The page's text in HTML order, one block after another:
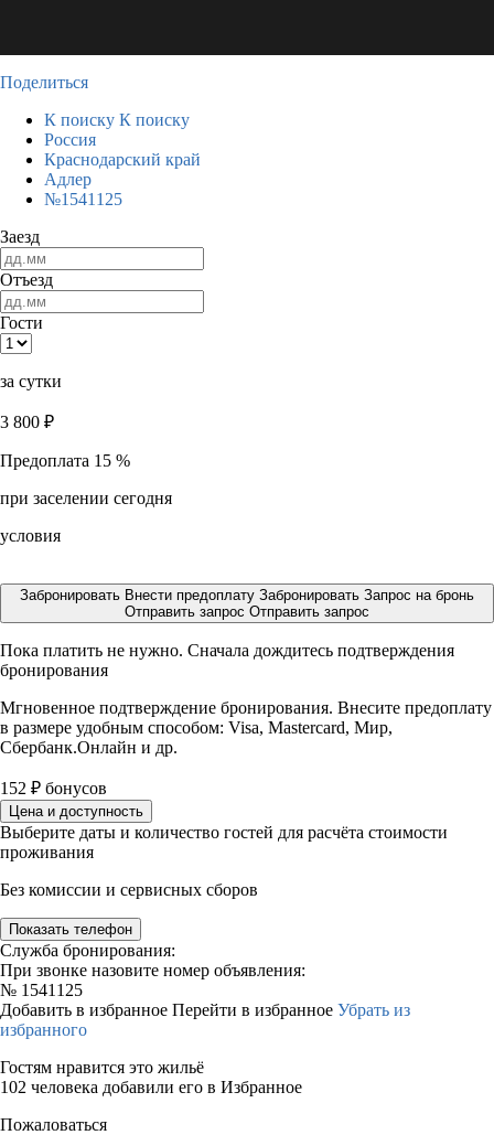
Поделиться
К поиску К поиску
Россия
Краснодарский край
Адлер
№1541125
Заезд
Отъезд
Гости
за сутки
3 800 ₽
Предоплата 15 %
при заселении сегодня
условия
Забронировать Внести предоплату Забронировать Запрос на бронь
Отправить запрос Отправить запрос
Пока платить не нужно. Сначала дождитесь подтверждения
бронирования
Мгновенное подтверждение бронирования. Внесите предоплату
в размере удобным способом: Visa, Mastercard, Мир,
Сбербанк.Онлайн и др.
152 ₽ бонусов
Цена и доступность
Выберите даты и количество гостей для расчёта стоимости
проживания
Без комиссии и сервисных сборов
Показать телефон
Служба бронирования:
При звонке назовите номер объявления:
№ 1541125
Добавить в избранное Перейти в избранное Убрать из
избранного
Гостям нравится это жильё
102 человека добавили его в Избранное
Пожаловаться